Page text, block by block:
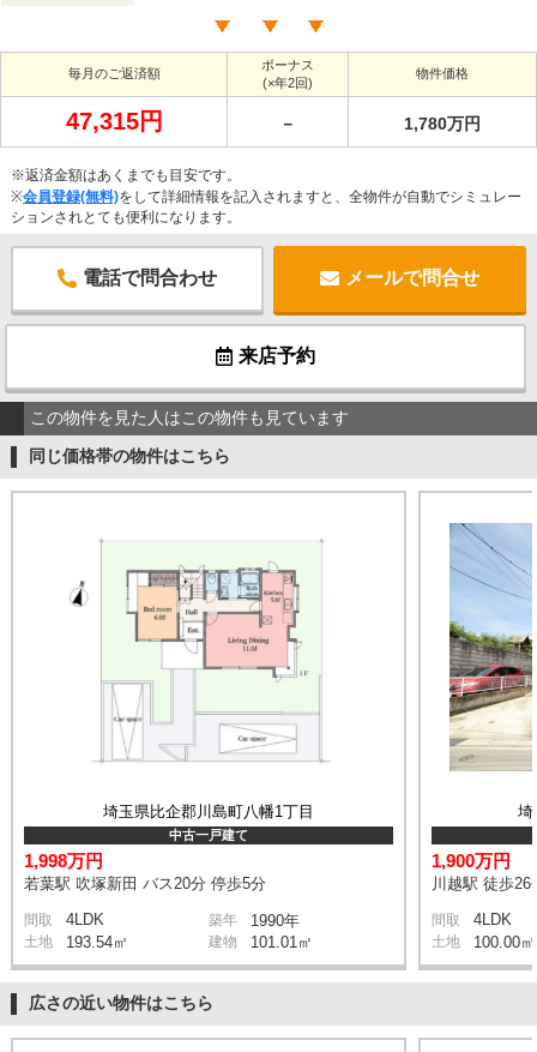
毎月のご返済額
ボーナス
(×年2回)
物件価格
47,315円 － 1,780万円
※返済金額はあくまでも目安です。
※会員登録(無料)をして詳細情報を記入されますと、全物件が自動でシミュレー
ションされとても便利になります。
電話で問合わせ メールで問合せ
来店予約
この物件を見た人はこの物件も見ています
同じ価格帯の物件はこちら
埼玉県比企郡川島町八幡1丁目
中古一戸建て
1,998万円
若葉駅 吹塚新田 バス20分 停歩5分
間取 4LDK 築年 1990年
土地 193.54㎡ 建物 101.01㎡
埼
1,900万円
川越駅 徒歩26
間取 4LDK
土地 100.00㎡
広さの近い物件はこちら